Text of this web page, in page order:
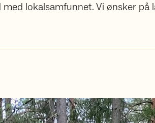
lokalsamfunnet. Vi ønsker på